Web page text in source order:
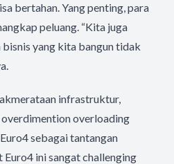
bertahan. Yang penting, para
peluang. “Kita juga
bisnis yang kita bangun tidak
infrastruktur,
overloading
sebagai tantangan
ini sangat challenging